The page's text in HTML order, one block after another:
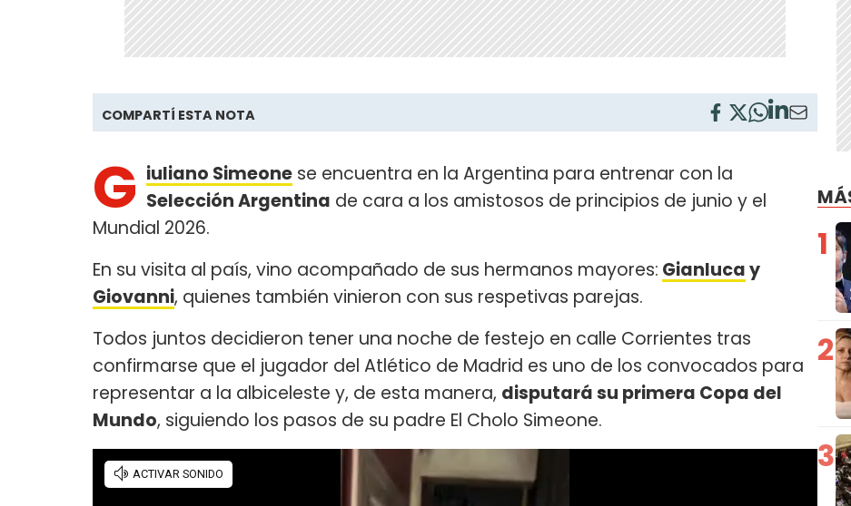
COMPARTÍ ESTA NOTA
G iuliano Simeone se encuentra en la Argentina para entrenar con la
Selección Argentina de cara a los amistosos de principios de junio y el
Mundial 2026.
En su visita al país, vino acompañado de sus hermanos mayores: Gianlucay
Giovanni, quienes también vinieron con sus respetivas parejas.
Todos juntos decidieron tener una noche de festejo en calle Corrientes tras
confirmarse que el jugador del Atlético de Madrid es uno de los convocados para
representar a la albiceleste y, de esta manera, disputará su primera Copa del
Mundo, siguiendo los pasos de su padre El Cholo Simeone.
1
2
3